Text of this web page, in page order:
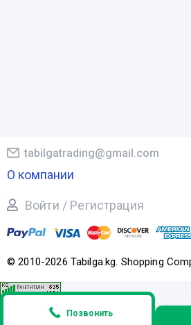
© 2010-2026 Tabilga.kg. Shopping
tabilgatrading@gmail.com
О компании
Войти / Регистрация
Позвонить